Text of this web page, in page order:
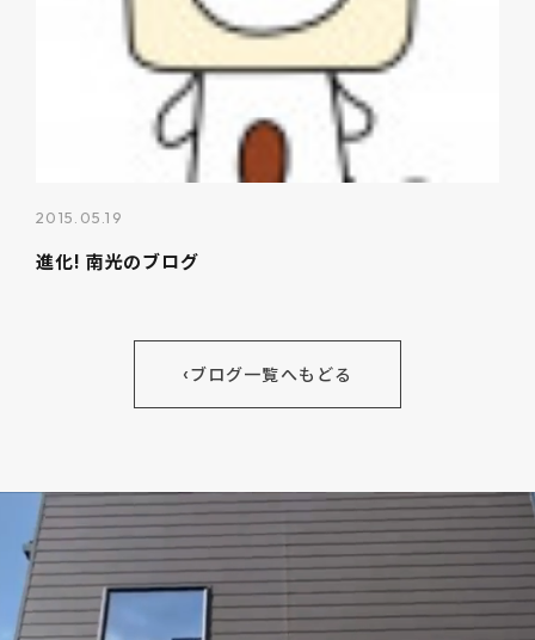
2015.05.19
進化! 南光のブログ
‹ブログ一覧へもどる